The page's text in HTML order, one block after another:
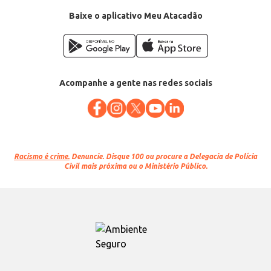
Baixe o aplicativo Meu Atacadão
Acompanhe a gente nas redes sociais
Racismo é crime. Denuncie. Disque 100 ou procure a Delegacia de Polícia
Civil mais próxima ou o Ministério Público.